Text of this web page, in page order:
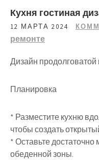
Кухня гостиная
12 МАРТА 2024
ремонте
Дизайн продолговатой
Планировка
* Разместите кухню
чтобы создать
* Оставьте
обеденной зоны.